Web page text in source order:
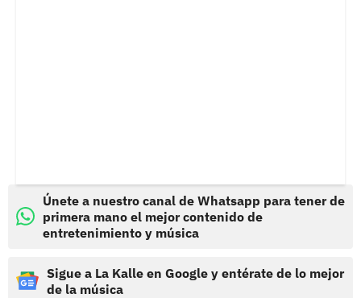
Únete a nuestro canal de Whatsapp para tener de
primera mano el mejor contenido de
entretenimiento y música
Sigue a La Kalle en Google y entérate de lo mejor
de la música